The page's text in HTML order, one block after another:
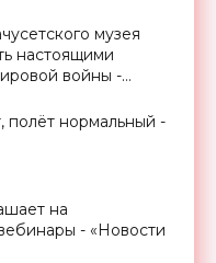
музея
настоящими
войны -
полёт нормальный -
на
- «Новости